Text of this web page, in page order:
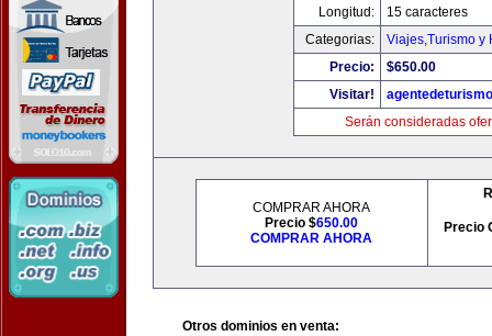
Longitud:
15 caracteres
Categorias:
Viajes,Turismo y
Precio:
$650.00
Visitar!
Serán consideradas
COMPRAR AHORA
Precio $650.00
COMPRAR AHORA
Precio
Otros dominios en venta: